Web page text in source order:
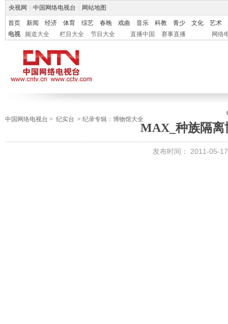
央视网 中国网络电视台 网站地图
首页 新闻 经济 体育 综艺 春晚 戏曲 音乐 科教 青少 文化
艺术
电视
频道大全 栏目大全 节目大全 直播中国 赛事直播 网络
中国网络电视台 > 纪实台 > 纪录专辑：博物馆大全
MAX_种族隔离
发布时间： 2011-05-